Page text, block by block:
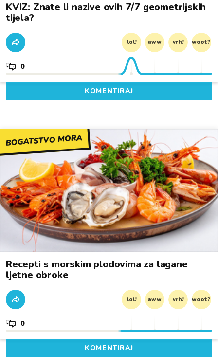
KVIZ: Znate li nazive ovih 7/7 geometrijskih
tijela?
lol! aww vrh! woot?!
0
KOMENTIRAJ
BOGATSTVO MORA
Recepti s morskim plodovima za lagane
ljetne obroke
lol! aww vrh! woot?!
0
KOMENTIRAJ